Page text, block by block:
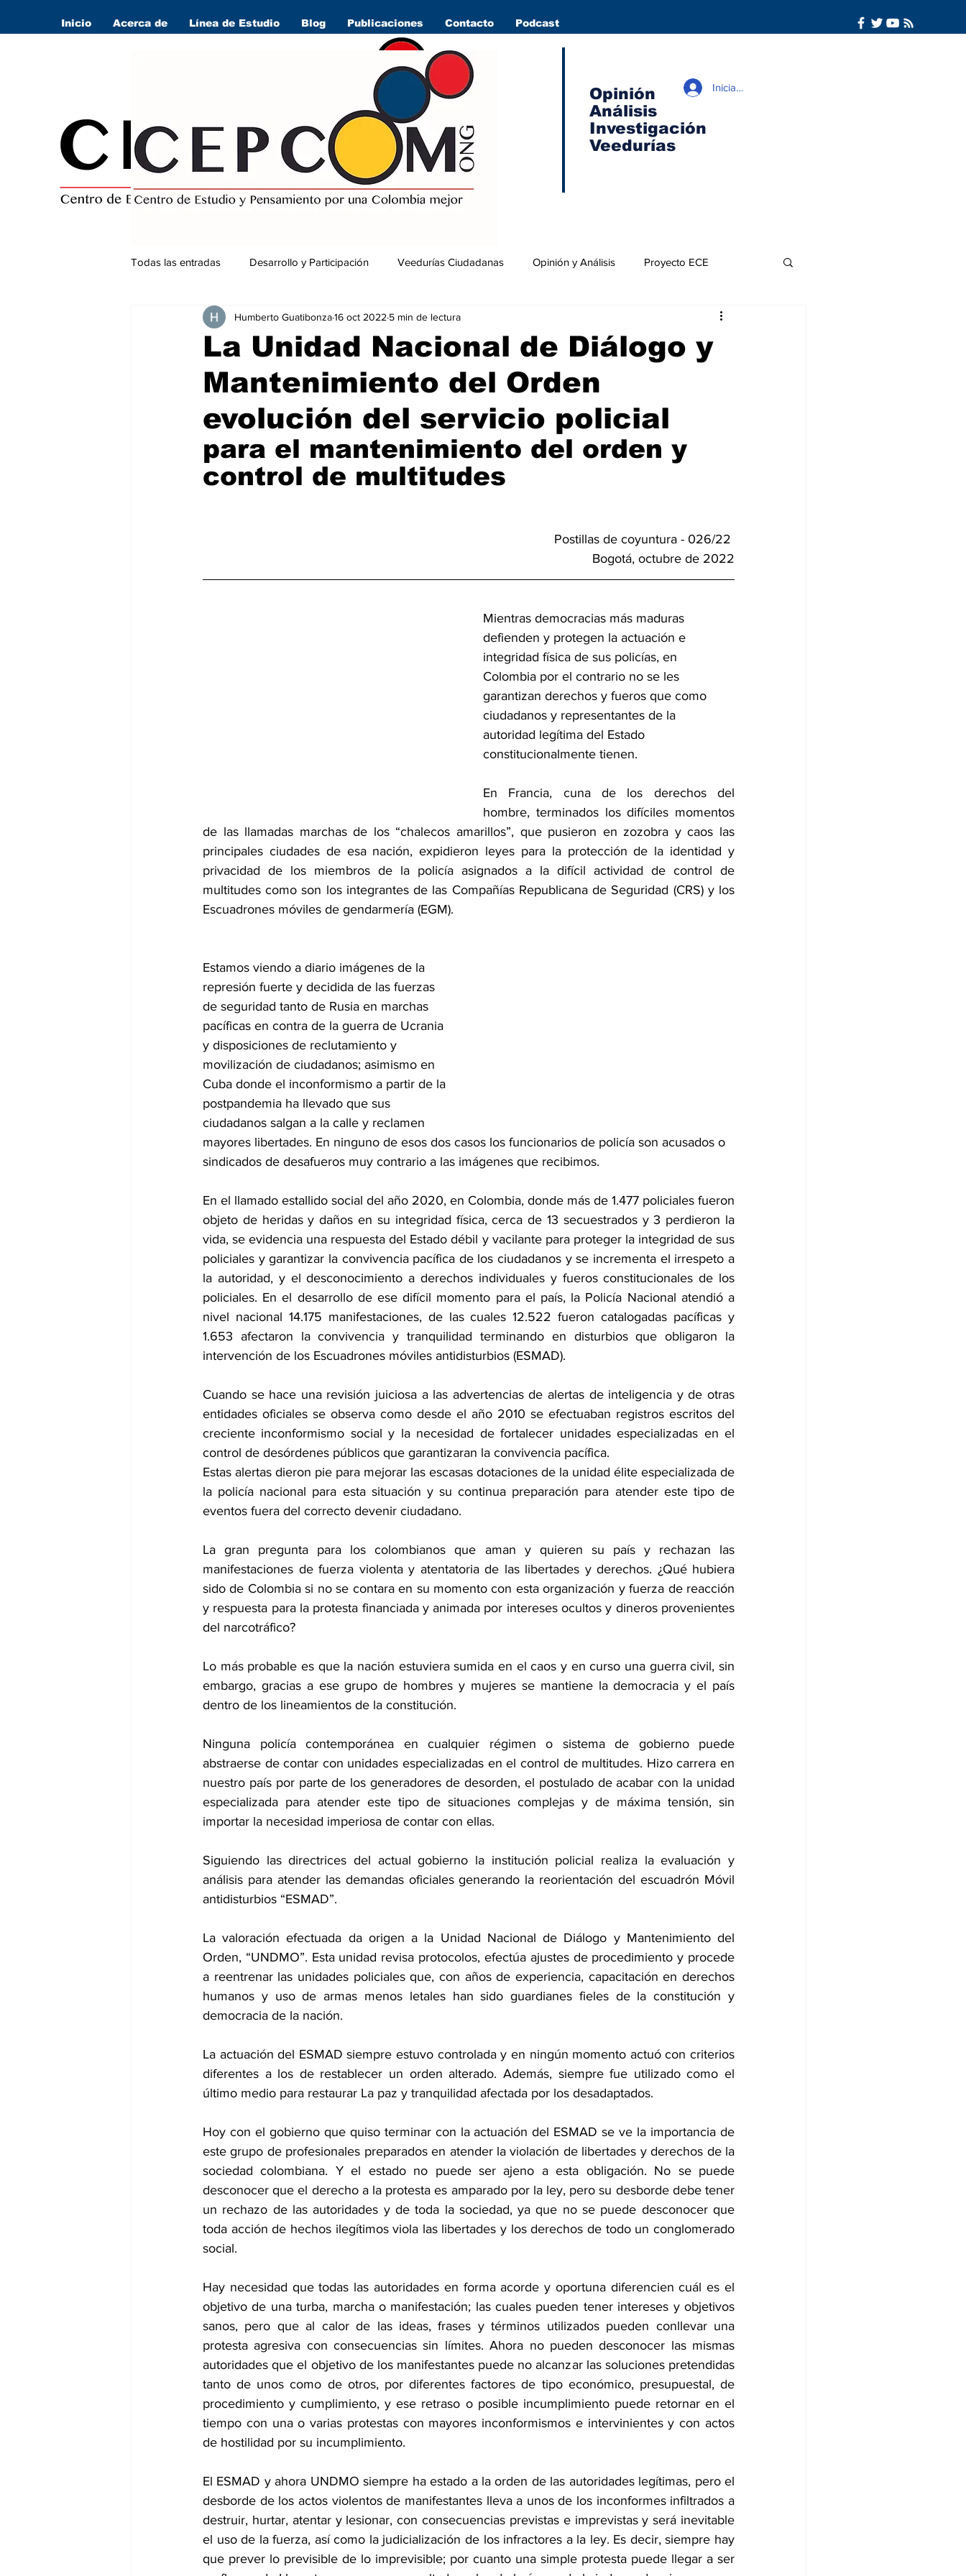
Inicio Acerca de Línea de Estudio Blog Publicaciones Contacto Podcast
Opinión
Análisis
Investigación
Veedurías
Iniciar sesión
Todas las entradas Desarrollo y Participación Veedurías Ciudadanas Opinión y Análisis Proyecto ECE
Seguridad Ciudadana
La Unidad Nacional de Diálogo y
Mantenimiento del Orden
evolución del servicio policial
Humberto Guatibonza16 oct 2022 5 min de lectura
para el mantenimiento del orden y
control de multitudes
Postillas de coyuntura - 026/22
Bogotá, octubre de 2022
Mientras democracias más maduras
defienden y protegen la actuación e
integridad física de sus policías, en
Colombia por el contrario no se les
garantizan derechos y fueros que como
ciudadanos y representantes de la
autoridad legítima del Estado
constitucionalmente tienen.
En Francia, cuna de los derechos del
hombre, terminados los difíciles momentos
de las llamadas marchas de los “chalecos amarillos”, que pusieron en zozobra y caos las
principales ciudades de esa nación, expidieron leyes para la protección de la identidad y
privacidad de los miembros de la policía asignados a la difícil actividad de control de
multitudes como son los integrantes de las Compañías Republicana de Seguridad (CRS) y los
Escuadrones móviles de gendarmería (EGM).
Estamos viendo a diario imágenes de la
represión fuerte y decidida de las fuerzas
de seguridad tanto de Rusia en marchas
pacíficas en contra de la guerra de Ucrania
y disposiciones de reclutamiento y
movilización de ciudadanos; asimismo en
Cuba donde el inconformismo a partir de la
postpandemia ha llevado que sus
ciudadanos salgan a la calle y reclamen
mayores libertades. En ninguno de esos dos casos los funcionarios de policía son acusados o
sindicados de desafueros muy contrario a las imágenes que recibimos.
En el llamado estallido social del año 2020, en Colombia, donde más de 1.477 policiales fueron
objeto de heridas y daños en su integridad física, cerca de 13 secuestrados y 3 perdieron la
vida, se evidencia una respuesta del Estado débil y vacilante para proteger la integridad de sus
policiales y garantizar la convivencia pacífica de los ciudadanos y se incrementa el irrespeto a
la autoridad, y el desconocimiento a derechos individuales y fueros constitucionales de los
policiales. En el desarrollo de ese difícil momento para el país, la Policía Nacional atendió a
nivel nacional 14.175 manifestaciones, de las cuales 12.522 fueron catalogadas pacíficas y
1.653 afectaron la convivencia y tranquilidad terminando en disturbios que obligaron la
intervención de los Escuadrones móviles antidisturbios (ESMAD).
Cuando se hace una revisión juiciosa a las advertencias de alertas de inteligencia y de otras
entidades oficiales se observa como desde el año 2010 se efectuaban registros escritos del
creciente inconformismo social y la necesidad de fortalecer unidades especializadas en el
control de desórdenes públicos que garantizaran la convivencia pacífica.
Estas alertas dieron pie para mejorar las escasas dotaciones de la unidad élite especializada de
la policía nacional para esta situación y su continua preparación para atender este tipo de
eventos fuera del correcto devenir ciudadano.
La gran pregunta para los colombianos que aman y quieren su país y rechazan las
manifestaciones de fuerza violenta y atentatoria de las libertades y derechos. ¿Qué hubiera
sido de Colombia si no se contara en su momento con esta organización y fuerza de reacción
y respuesta para la protesta financiada y animada por intereses ocultos y dineros provenientes
del narcotráfico?
Lo más probable es que la nación estuviera sumida en el caos y en curso una guerra civil, sin
embargo, gracias a ese grupo de hombres y mujeres se mantiene la democracia y el país
dentro de los lineamientos de la constitución.
Ninguna policía contemporánea en cualquier régimen o sistema de gobierno puede
abstraerse de contar con unidades especializadas en el control de multitudes. Hizo carrera en
nuestro país por parte de los generadores de desorden, el postulado de acabar con la unidad
especializada para atender este tipo de situaciones complejas y de máxima tensión, sin
importar la necesidad imperiosa de contar con ellas.
Siguiendo las directrices del actual gobierno la institución policial realiza la evaluación y
análisis para atender las demandas oficiales generando la reorientación del escuadrón Móvil
antidisturbios “ESMAD”.
La valoración efectuada da origen a la Unidad Nacional de Diálogo y Mantenimiento del
Orden, “UNDMO”. Esta unidad revisa protocolos, efectúa ajustes de procedimiento y procede
a reentrenar las unidades policiales que, con años de experiencia, capacitación en derechos
humanos y uso de armas menos letales han sido guardianes fieles de la constitución y
democracia de la nación.
La actuación del ESMAD siempre estuvo controlada y en ningún momento actuó con criterios
diferentes a los de restablecer un orden alterado. Además, siempre fue utilizado como el
último medio para restaurar La paz y tranquilidad afectada por los desadaptados.
Hoy con el gobierno que quiso terminar con la actuación del ESMAD se ve la importancia de
este grupo de profesionales preparados en atender la violación de libertades y derechos de la
sociedad colombiana. Y el estado no puede ser ajeno a esta obligación. No se puede
desconocer que el derecho a la protesta es amparado por la ley, pero su desborde debe tener
un rechazo de las autoridades y de toda la sociedad, ya que no se puede desconocer que
toda acción de hechos ilegítimos viola las libertades y los derechos de todo un conglomerado
social.
Hay necesidad que todas las autoridades en forma acorde y oportuna diferencien cuál es el
objetivo de una turba, marcha o manifestación; las cuales pueden tener intereses y objetivos
sanos, pero que al calor de las ideas, frases y términos utilizados pueden conllevar una
protesta agresiva con consecuencias sin límites. Ahora no pueden desconocer las mismas
autoridades que el objetivo de los manifestantes puede no alcanzar las soluciones pretendidas
tanto de unos como de otros, por diferentes factores de tipo económico, presupuestal, de
procedimiento y cumplimiento, y ese retraso o posible incumplimiento puede retornar en el
tiempo con una o varias protestas con mayores inconformismos e intervinientes y con actos
de hostilidad por su incumplimiento.
El ESMAD y ahora UNDMO siempre ha estado a la orden de las autoridades legítimas, pero el
desborde de los actos violentos de manifestantes lleva a unos de los inconformes infiltrados a
destruir, hurtar, atentar y lesionar, con consecuencias previstas e imprevistas y será inevitable
el uso de la fuerza, así como la judicialización de los infractores a la ley. Es decir, siempre hay
que prever lo previsible de lo imprevisible; por cuanto una simple protesta puede llegar a ser